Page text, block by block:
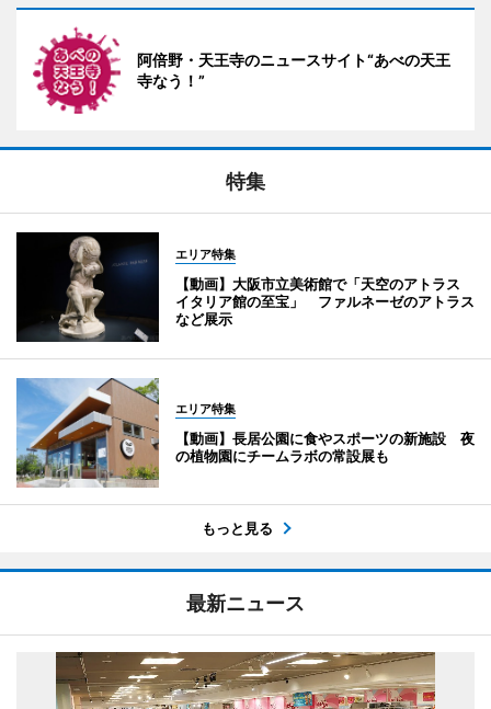
阿倍野・天王寺のニュースサイト“あべの天王
寺なう！”
特集
エリア特集
【動画】大阪市立美術館で「天空のアトラス
イタリア館の至宝」 ファルネーゼのアトラス
など展示
エリア特集
【動画】長居公園に食やスポーツの新施設 夜
の植物園にチームラボの常設展も
もっと見る
最新ニュース